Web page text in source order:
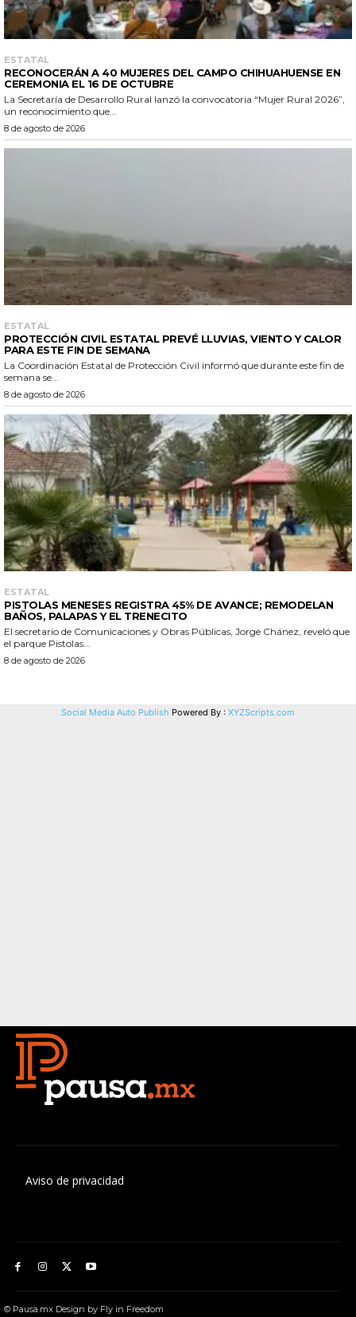
Aviso de privacidad
© Pausa.mx Design by Fly in Freedom